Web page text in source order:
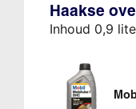
Haakse
Inhoud 0,9